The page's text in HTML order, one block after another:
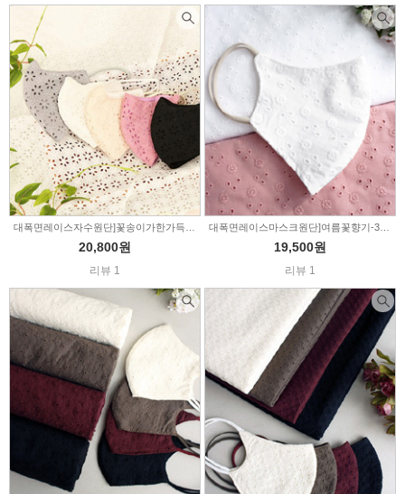
20,800원
리뷰 1
19,500원
리뷰 1